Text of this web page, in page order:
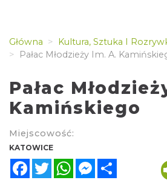
Główna
Kultura, Sztuka I
Pałac Młodzieży Im. A.
Pałac
Kamińskiego
Miejscowość:
KATOWICE
FacebookTwitterWhatsAppMessenger